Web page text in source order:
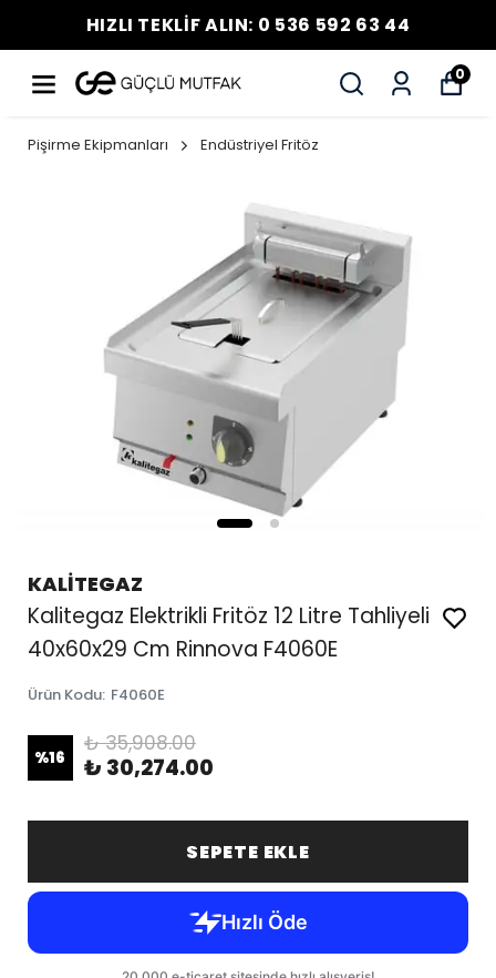
HIZLI TEKLİF ALIN: 0 536 592 63 44
0
Pişirme Ekipmanları Endüstriyel Fritöz
KALİTEGAZ
Kalitegaz Elektrikli Fritöz 12 Litre Tahliyeli
40x60x29 Cm Rinnova F4060E
Ürün Kodu: F4060E
%16
₺ 35,908.00
₺ 30,274.00
SEPETE EKLE